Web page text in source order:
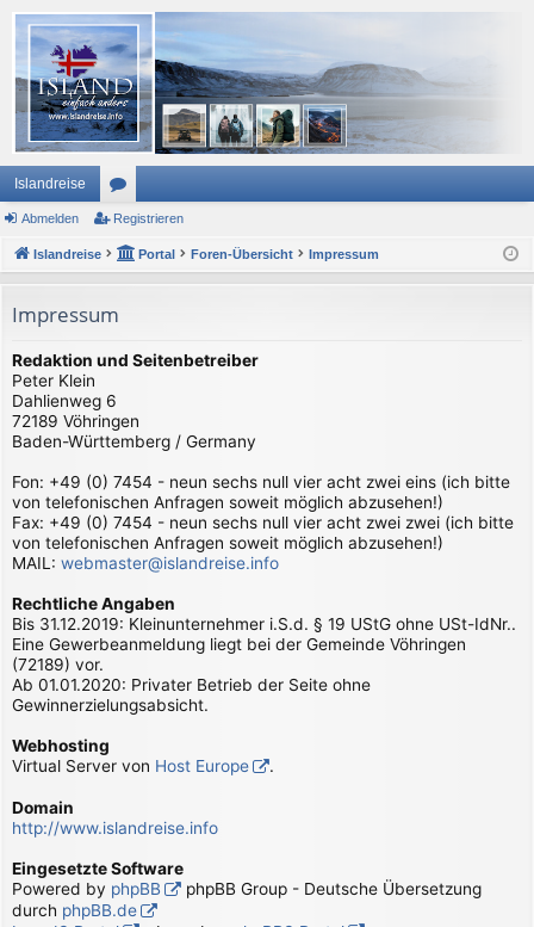
Islandreise
or
en
Abmelden Registrieren
Islandreise Portal Foren-Übersicht Impressum
Impressum
Redaktion und Seitenbetreiber
Peter Klein
Dahlienweg 6
72189 Vöhringen
Baden-Württemberg / Germany
Fon: +49 (0) 7454 - neun sechs null vier acht zwei eins (ich bitte
von telefonischen Anfragen soweit möglich abzusehen!)
Fax: +49 (0) 7454 - neun sechs null vier acht zwei zwei (ich bitte
von telefonischen Anfragen soweit möglich abzusehen!)
MAIL: webmaster@islandreise.info
Rechtliche Angaben
Bis 31.12.2019: Kleinunternehmer i.S.d. § 19 UStG ohne USt-IdNr..
Eine Gewerbeanmeldung liegt bei der Gemeinde Vöhringen
(72189) vor.
Ab 01.01.2020: Privater Betrieb der Seite ohne
Gewinnerzielungsabsicht.
Webhosting
Virtual Server von Host Europe .
Domain
http://www.islandreise.info
Eingesetzte Software
Powered by phpBB
phpBB Group - Deutsche Übersetzung
durch phpBB.de